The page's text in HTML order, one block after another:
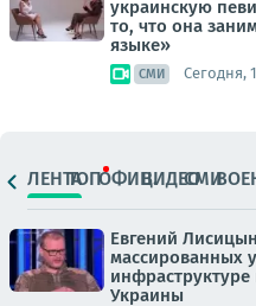
украинскую
то, что она
языке»
СМИ Сегодня,
ЛЕНТАТОПОФИЦ.ВИДЕОСМИ
Евгений
массированных
Украины